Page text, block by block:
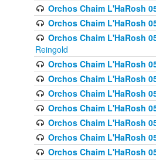
Orchos Chaim L'HaRosh
Orchos Chaim L'HaRosh
Orchos Chaim L'HaRosh
Reingold
Orchos Chaim L'HaRosh
Orchos Chaim L'HaRosh
Orchos Chaim L'HaRosh
Orchos Chaim L'HaRosh
Orchos Chaim L'HaRosh
Orchos Chaim L'HaRosh
Orchos Chaim L'HaRosh